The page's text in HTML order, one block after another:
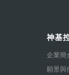
神基
企業簡
願景與